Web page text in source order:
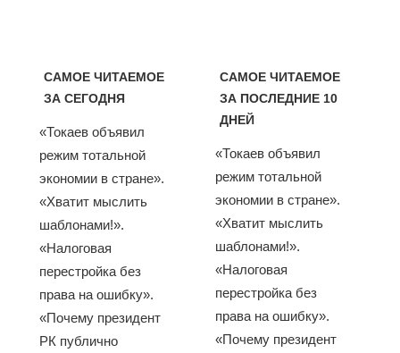
САМОЕ ЧИТАЕМОЕ
ЗА СЕГОДНЯ
«Токаев объявил
режим тотальной
экономии в стране».
«Хватит мыслить
шаблонами!».
«Налоговая
перестройка без
права на ошибку».
«Почему президент
РК публично
САМОЕ ЧИТАЕМОЕ
ЗА ПОСЛЕДНИЕ 10
ДНЕЙ
«Токаев объявил
режим тотальной
экономии в стране».
«Хватит мыслить
шаблонами!».
«Налоговая
перестройка без
права на ошибку».
«Почему президент